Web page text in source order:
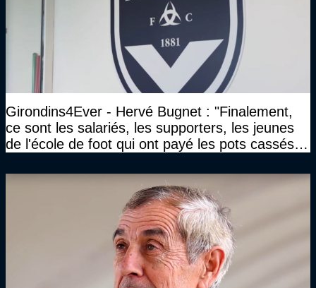
Girondins4Ever - Hervé Bugnet : "Finalement,
ce sont les salariés, les supporters, les jeunes
de l'école de foot qui ont payé les pots cassés